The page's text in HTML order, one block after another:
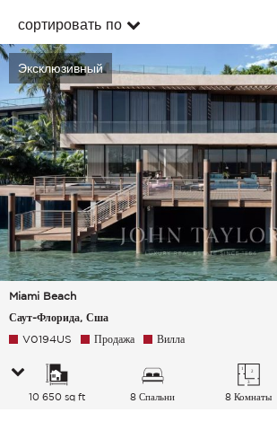
сортировать по
Эксклюзивный
Miami Beach
Саут-Флорида, Сша
V0194US Продажа Вилла
10 650 sq ft 8 Спальни 8 Комнаты